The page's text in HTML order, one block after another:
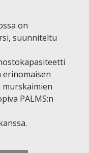
on
suunniteltu
murskaimien
PALMS:n